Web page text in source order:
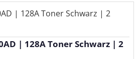
| 128A Toner Schwarz | 2